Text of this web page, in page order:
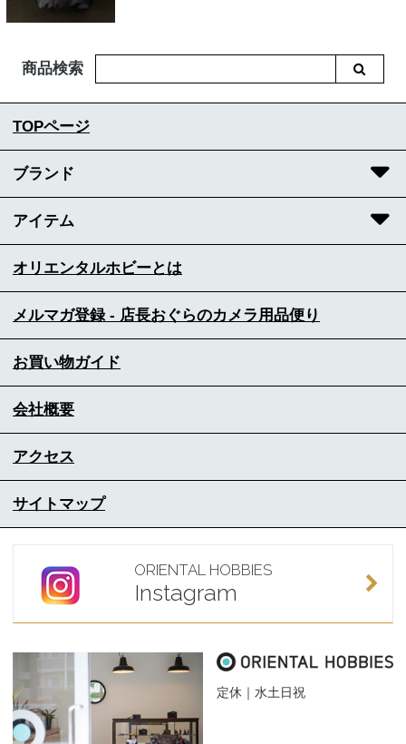
商品検索
TOPページ
ブランド
アイテム
オリエンタルホビーとは
メルマガ登録 - 店長おぐらのカメラ用品便り
お買い物ガイド
会社概要
アクセス
サイトマップ
ORIENTAL HOBBIES
Instagram
定休｜水土日祝